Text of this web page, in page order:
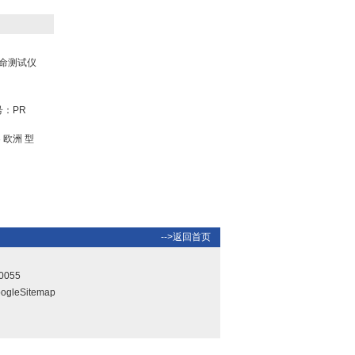
测试仪
：PR
欧洲 型
-->返回首页